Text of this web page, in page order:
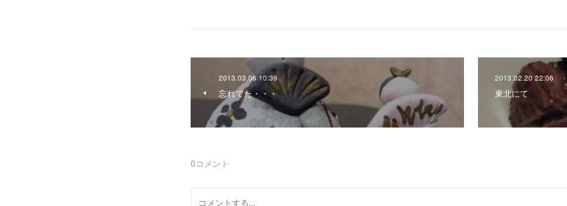
2013.03.06 10:39
忘れてた・・・
2013.02.20 22:06
東北にて
0コメント